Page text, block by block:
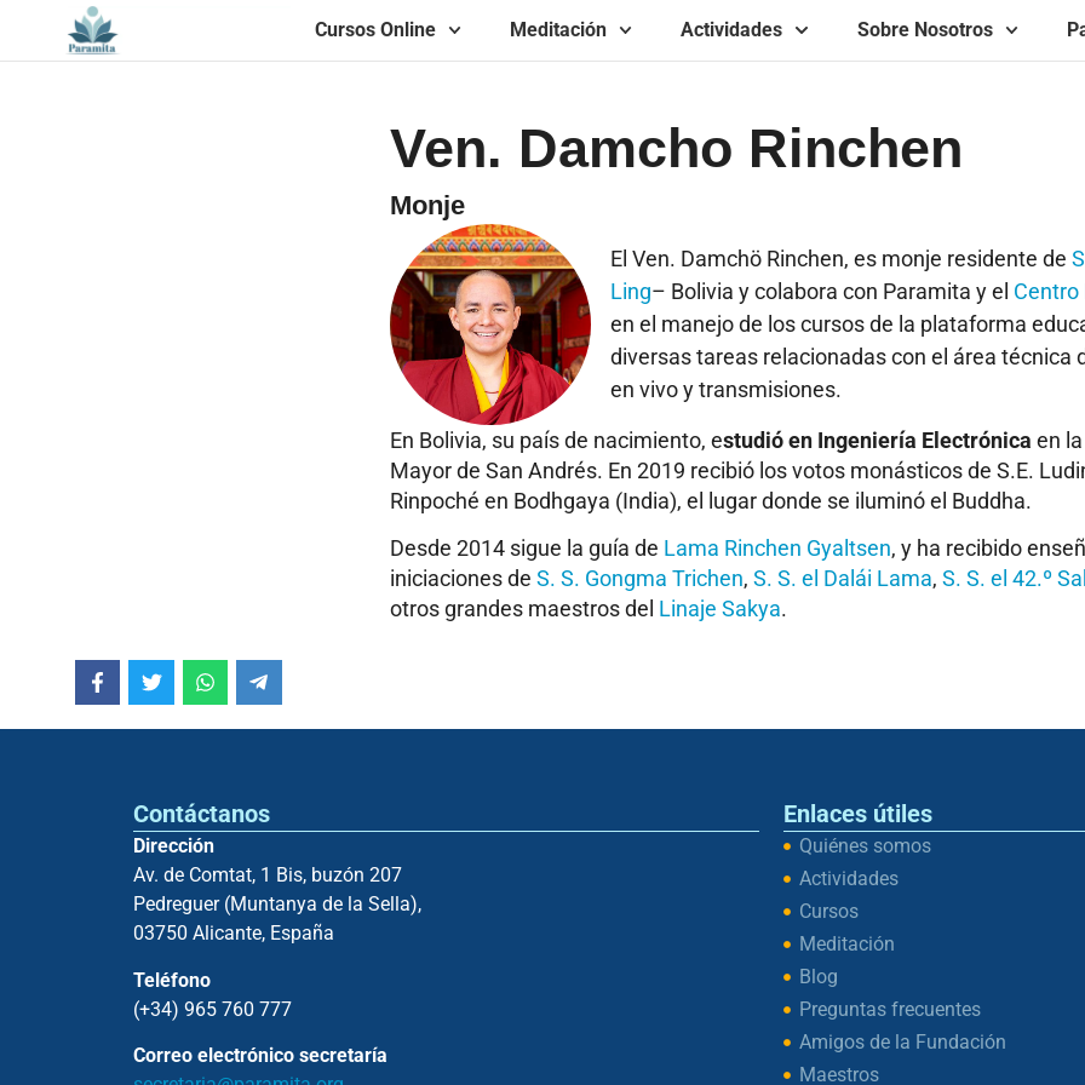
Cursos Online Meditación Actividades Sobre Nosotros
Ven. Damcho Rinchen
Monje
El Ven. Damchö Rinchen, es monje residente de
Ling– Bolivia y colabora con Paramita y el Centro
en el manejo de los cursos de la plataforma
diversas tareas relacionadas con el área técnica
en vivo y transmisiones.
En Bolivia, su país de nacimiento, estudió en Ingeniería Electrónica en
Mayor de San Andrés. En 2019 recibió los votos monásticos de S.E.
Rinpoché en Bodhgaya (India), el lugar donde se iluminó el Buddha.
Desde 2014 sigue la guía de Lama Rinchen Gyaltsen, y ha recibido
iniciaciones de S. S. Gongma Trichen, S. S. el Dalái Lama, S. S. el 42.º
otros grandes maestros del Linaje Sakya.
Contáctanos
Dirección
Av. de Comtat, 1 Bis, buzón 207
Pedreguer (Muntanya de la Sella),
03750 Alicante, España
Teléfono
(+34) 965 760 777
Correo electrónico secretaría
Enlaces útiles
Quiénes somos
Actividades
Cursos
Meditación
Blog
Preguntas frecuentes
Amigos de la Fundación
Maestros